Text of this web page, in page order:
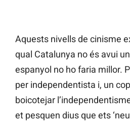
Aquests nivells de cinisme
qual Catalunya no és avui
espanyol no ho faria millor.
per independentista i, un
boicotejar
et pesquen dius que ets